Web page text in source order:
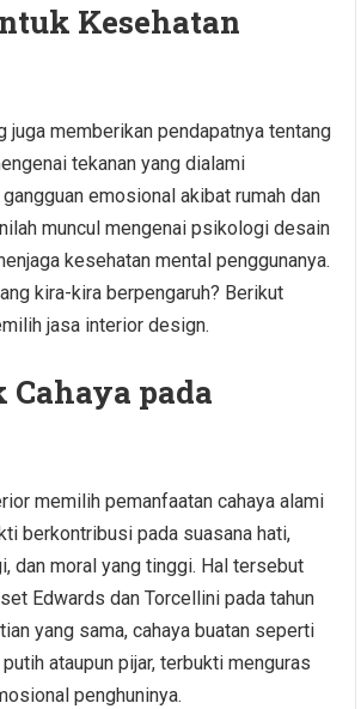
Kesehatan
juga memberikan pendapatnya tentang
tekanan yang dialami
emosional akibat rumah dan
muncul mengenai psikologi desain
kesehatan mental penggunanya.
kira-kira berpengaruh? Berikut
jasa interior design.
Cahaya pada
memilih pemanfaatan cahaya alami
berkontribusi pada suasana hati,
dan moral yang tinggi. Hal tersebut
Edwards dan Torcellini pada tahun
yang sama, cahaya buatan seperti
ataupun pijar, terbukti menguras
penghuninya.